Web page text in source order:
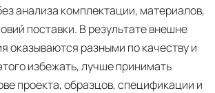
анализа комплектации, материалов,
поставки. В результате внешне
оказываются разными по качеству и
избежать, лучше принимать
проекта, образцов, спецификации и